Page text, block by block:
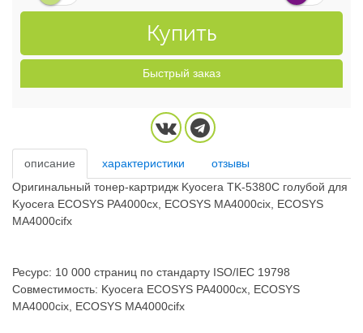
Купить
Быстрый заказ
описание характеристики
отзывы
Оригинальный тонер-картридж Kyocera TK-5380C голубой для
Kyocera ECOSYS PA4000cx, ECOSYS MA4000cix, ECOSYS
MA4000cifx
Ресурс: 10 000 страниц по стандарту ISO/IEC 19798
Совместимость: Kyocera ECOSYS PA4000cx, ECOSYS
MA4000cix, ECOSYS MA4000cifx